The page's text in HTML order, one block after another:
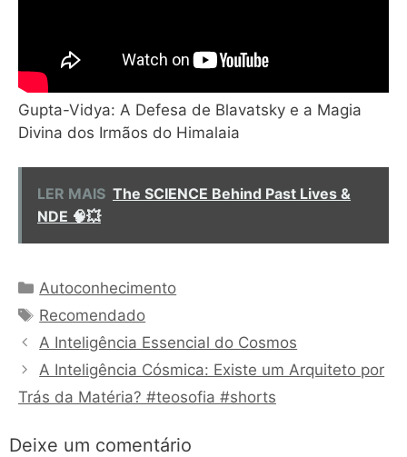
Gupta-Vidya: A Defesa de Blavatsky e a Magia
Divina dos Irmãos do Himalaia
LER MAIS The SCIENCE Behind Past Lives &
NDE 🧠💥
Categorias
Autoconhecimento
Tags
Recomendado
A Inteligência Essencial do Cosmos
A Inteligência Cósmica: Existe um Arquiteto por
Trás da Matéria? #teosofia #shorts
Deixe um comentário